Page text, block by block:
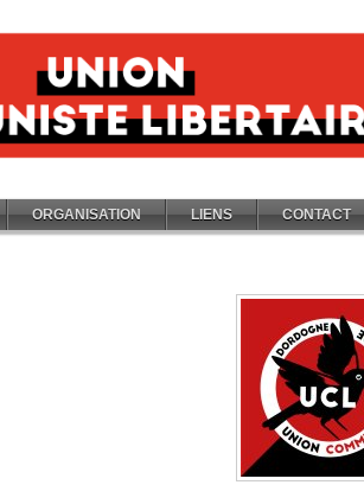
ORGANISATION LIENS CONTACT